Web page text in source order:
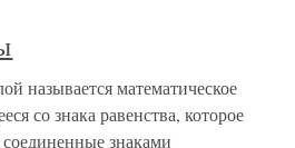
называется математическое
со знака равенства, которое
соединенные знаками